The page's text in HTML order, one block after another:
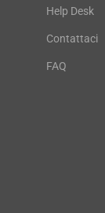
Help Desk
Contattaci
FAQ